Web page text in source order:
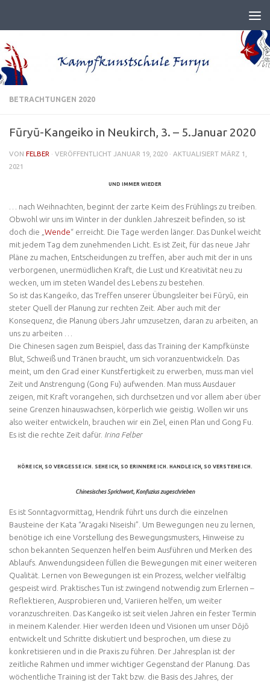
BETRACHTUNGEN 2020
Fūryū-Kangeiko in Neukirch, 3. – 5.Januar 2020
VON FELBER · VERÖFFENTLICHT JANUAR 19, 2020 · AKTUALISIERT MÄRZ 1,
2021
UND IMMER WIEDER
… nach Weihnachten, beginnt der zarte Keim des Frühlings zu treiben.
Obwohl wir uns im Winter in der dunklen Jahreszeit befinden, so ist
doch die „ Wende“ erreicht. Die Tage werden länger. Das Dunkel weicht
mit jedem Tag dem zunehmenden Licht. Es ist Zeit, für das neue Jahr
Pläne zu machen, Entscheidungen zu treffen, aber auch mit der in uns
verborgenen, unermüdlichen Kraft, die Lust und Kreativität neu zu
wecken, um im steten Wandel des Lebens zu bestehen.
So ist das Kangeiko, das Treffen unserer Übungsleiter bei Fūryū, ein
steter Quell der Planung zur rechten Zeit. Aber auch mit der
Konsequenz, die Planung übers Jahr umzusetzen, daran zu arbeiten, an
uns zu arbeiten …
Die Chinesen sagen zum Beispiel, dass das Training der Kampfkünste
Blut, Schweiß und Tränen braucht, um sich voranzuentwickeln. Das
meint, um den Grad einer Kunstfertigkeit zu erwerben, muss man viel
Zeit und Anstrengung (Gong Fu) aufwenden. Man muss Ausdauer
zeigen, mit Kraft vorangehen, sich durchsetzen und vor allem aber über
seine Grenzen hinauswachsen, körperlich wie geistig. Wollen wir uns
also weiter entwickeln, brauchen wir ein Ziel, einen Plan und Gong Fu.
Es ist die rechte Zeit dafür. Irina Felber
HÖRE ICH, SO VERGESSE ICH. SEHE ICH, SO ERINNERE ICH. HANDLE ICH, SO VERSTEHE ICH.
Chinesisches Sprichwort, Konfuzius zugeschrieben
Es ist Sonntagvormittag, Hendrik führt uns durch die einzelnen
Bausteine der Kata “Aragaki Niseishi”. Um Bewegungen neu zu lernen,
benötige ich eine Vorstellung des Bewegungsmusters, Hinweise zu
schon bekannten Sequenzen helfen beim Ausführen und Merken des
Ablaufs. Anwendungsideen füllen die Bewegungen mit einer weiteren
Qualität. Lernen von Bewegungen ist ein Prozess, welcher vielfältig
gespeist wird. Praktisches Tun ist zwingend notwendig zum Erlernen –
Reflektieren, Ausprobieren und, Variieren helfen, um weiter
voranzuschreiten. Das Kangeiko ist seit vielen Jahren ein fester Termin
in meinem Kalender. Hier werden Ideen und Visionen um unser Dōjō
entwickelt und Schritte diskutiert und besprochen, um diese zu
konkretisieren und in die Praxis zu führen. Der Jahresplan ist der
zeitliche Rahmen und immer wichtiger Gegenstand der Planung. Das
wöchentliche Training ist der Takt bzw. die Basis des Jahres, der